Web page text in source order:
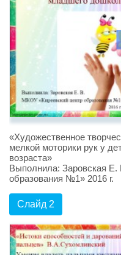
«Художественное
мелкой моторики рук у
возраста»
Выполнила: Заровская
образования №1» 2016 г.
Слайд 2